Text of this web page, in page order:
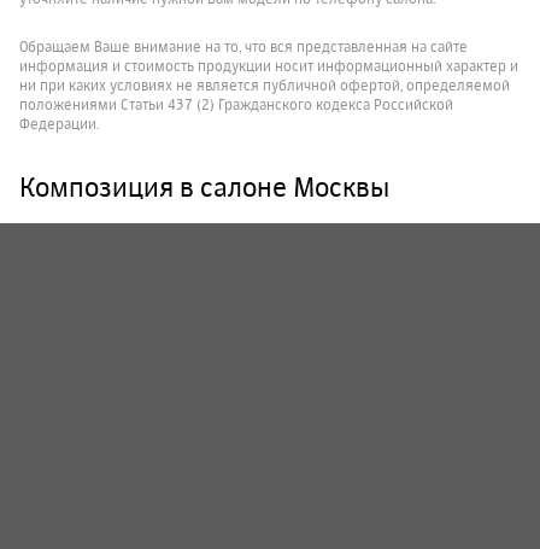
Обращаем Ваше внимание на то, что вся представленная на сайте
информация и стоимость продукции носит информационный характер и
ни при каких условиях не является публичной офертой, определяемой
положениями Статьи 437 (2) Гражданского кодекса Российской
Федерации.
Композиция в салоне Москвы